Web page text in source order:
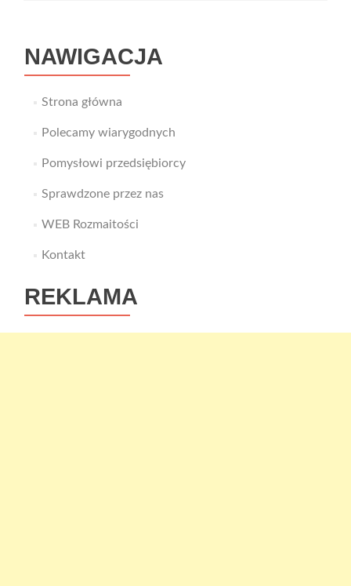
WiFi
NAWIGACJA
Strona główna
Polecamy wiarygodnych
Pomysłowi przedsiębiorcy
Sprawdzone przez nas
WEB Rozmaitości
Kontakt
REKLAMA